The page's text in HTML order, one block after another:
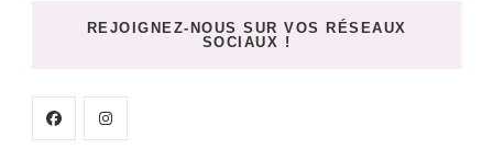
REJOIGNEZ-NOUS SUR VOS RÉSEAUX
SOCIAUX !